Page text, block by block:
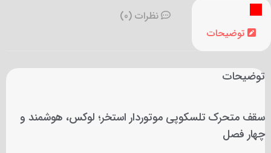
محبوبیت خود را دارد اما فضای بیشتری از بالای استخر را اشغال
می‌کند. و نیاز به شاسی کشی دارند.
توضیحات
نظرات (0)
توضیحات
سقف متحرک تلسکوپی موتور‌دار استخر؛ لوکس، هوشمند و
چهار فصل